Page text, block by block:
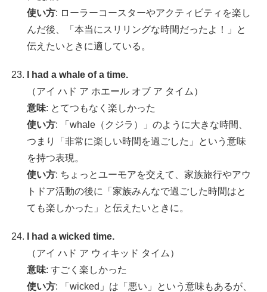
使い方: ローラーコースターやアクティビティを楽し
んだ後、「本当にスリリングな時間だったよ！」と
伝えたいときに適している。
I had a whale of a time.
（アイ ハド ア ホエール オブ ア タイム）
意味: とてつもなく楽しかった
使い方: 「whale（クジラ）」のように大きな時間、
つまり「非常に楽しい時間を過ごした」という意味
を持つ表現。
使い方: ちょっとユーモアを交えて、家族旅行やアウ
トドア活動の後に「家族みんなで過ごした時間はと
ても楽しかった」と伝えたいときに。
I had a wicked time.
（アイ ハド ア ウィキッド タイム）
意味: すごく楽しかった
使い方: 「wicked」は「悪い」という意味もあるが、